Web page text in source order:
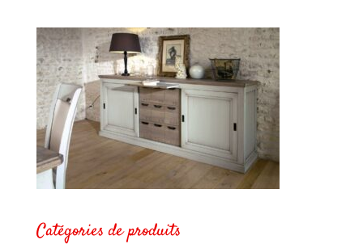
Catégories de produits